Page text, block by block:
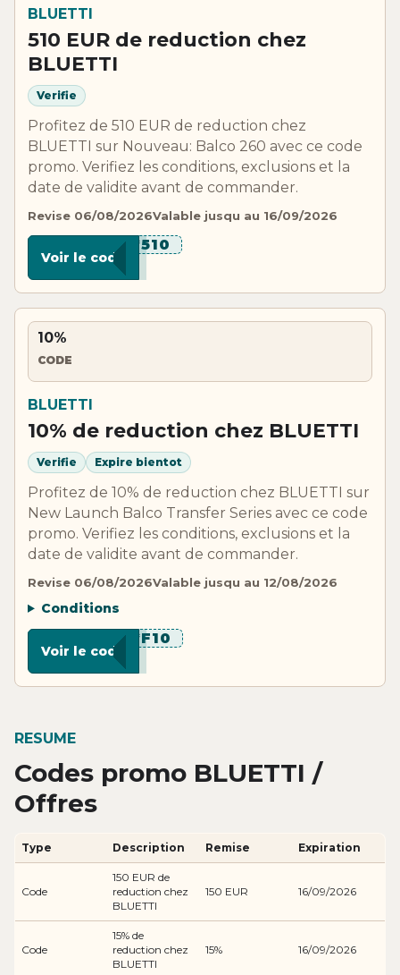
BLUETTI
510 EUR de reduction chez
BLUETTI
Verifie
Profitez de 510 EUR de reduction chez
BLUETTI sur Nouveau: Balco 260 avec ce code
promo. Verifiez les conditions, exclusions et la
date de validite avant de commander.
Revise 06/08/2026Valable jusqu au 16/09/2026
******510
Voir le code
10%
CODE
BLUETTI
10% de reduction chez BLUETTI
Verifie Expire bientot
Profitez de 10% de reduction chez BLUETTI sur
New Launch Balco Transfer Series avec ce code
promo. Verifiez les conditions, exclusions et la
date de validite avant de commander.
Revise 06/08/2026Valable jusqu au 12/08/2026
Conditions
******F10
Voir le code
RESUME
Codes promo BLUETTI /
Offres
Type Description Remise Expiration
Code
150 EUR de
reduction chez
BLUETTI
150 EUR 16/09/2026
Code
15% de
reduction chez
BLUETTI
15% 16/09/2026